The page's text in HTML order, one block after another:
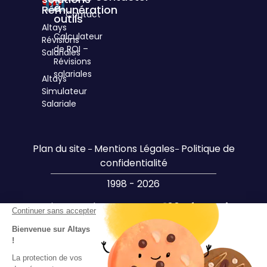
Continuer sans accepter
Bienvenue sur Altays
!
La protection de vos
Rémunération
Altays
Révisions
Salariales
Altays
Simulateur
Salariale
à
outils
Calculateur
de ROI –
Révisions
salariales
Contact
Plan du site– Mentions Légales– Politique de
confidentialité
1998 - 2026
Design par Altays –Le SIRH 100% français